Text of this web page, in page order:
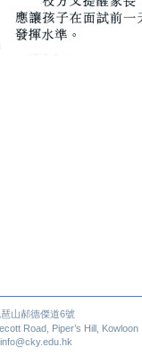
山郝德傑道6號
Road, Piper’s Hill, Kowloon